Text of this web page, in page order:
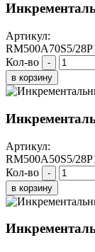
Артикул:
RM500A70S5/
Кол-во
-
в корзину
Артикул:
RM500A50S5/
Кол-во
-
в корзину